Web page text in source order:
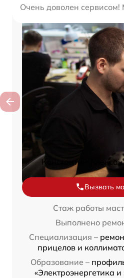
Очень доволен
Константин
Вызвать
Стаж работы
Выполнено
Специализация –
прицелов и
Образование –
«Электроэнергетика